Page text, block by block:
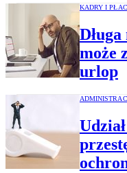
KADRY I
może
urlop